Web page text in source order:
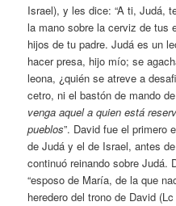
Israel), y les dice: “A ti, Judá,
la mano sobre la cerviz de tus
hijos de tu padre. Judá es un
hacer presa, hijo mío; se
leona, ¿quién se atreve a
cetro, ni el bastón de mando
venga aquel a quien está
pueblos”. David fue el primero
de Judá y el de Israel, antes
continuó reinando sobre Judá.
“esposo de María, de la que
heredero del trono de David